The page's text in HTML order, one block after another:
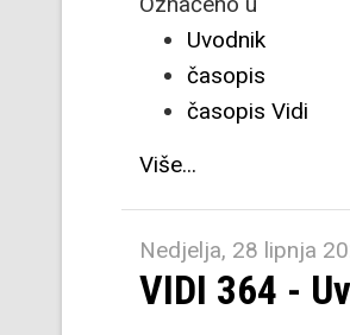
Uvodnik
časopis
časopis Vidi
Više...
Nedjelja, 28 lipnja
VIDI 364 -